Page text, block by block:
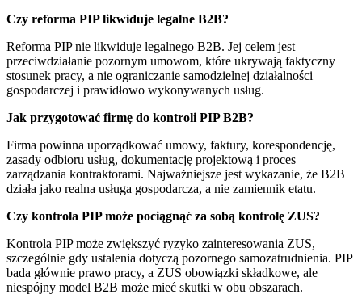
Czy reforma PIP likwiduje legalne B2B?
Reforma PIP nie likwiduje legalnego B2B. Jej celem jest
przeciwdziałanie pozornym umowom, które ukrywają faktyczny
stosunek pracy, a nie ograniczanie samodzielnej działalności
gospodarczej i prawidłowo wykonywanych usług.
Jak przygotować firmę do kontroli PIP B2B?
Firma powinna uporządkować umowy, faktury, korespondencję,
zasady odbioru usług, dokumentację projektową i proces
zarządzania kontraktorami. Najważniejsze jest wykazanie, że B2B
działa jako realna usługa gospodarcza, a nie zamiennik etatu.
Czy kontrola PIP może pociągnąć za sobą kontrolę ZUS?
Kontrola PIP może zwiększyć ryzyko zainteresowania ZUS,
szczególnie gdy ustalenia dotyczą pozornego samozatrudnienia. PIP
bada głównie prawo pracy, a ZUS obowiązki składkowe, ale
niespójny model B2B może mieć skutki w obu obszarach.